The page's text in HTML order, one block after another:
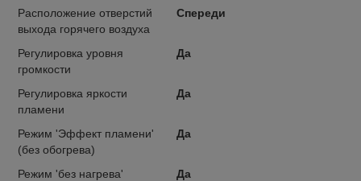
Расположение отверстий
выхода горячего воздуха
Спереди
Регулировка уровня
громкости
Да
Регулировка яркости
пламени
Да
Режим 'Эффект пламени'
(без обогрева)
Да
Режим 'без нагрева'
Да